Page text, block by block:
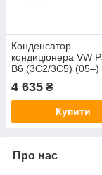
Конденсатор
кондиціонера VW
B6 (3C2/3C5) (05–)
4 635 ₴
Купити
Про нас